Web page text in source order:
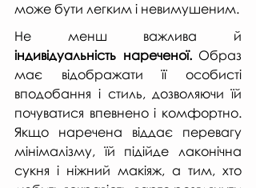
може бути легким і невимушеним.
індивідуальність нареченої. Образ
має відображати її особисті
вподобання і стиль, дозволяючи їй
почуватися впевнено і комфортно.
Якщо наречена віддає перевагу
мінімалізму, їй підійде лаконічна
сукня і ніжний макіяж, а тим, хто